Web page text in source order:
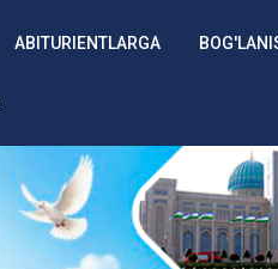
ABITURIENTLARGA